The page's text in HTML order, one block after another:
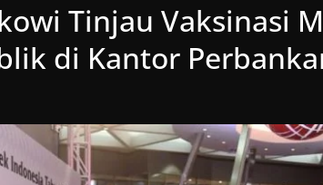
Tinjau Vaksinasi
di Kantor